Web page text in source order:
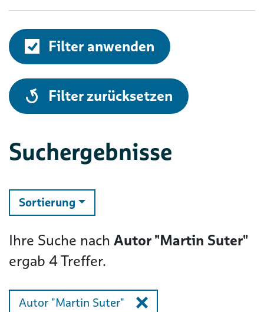
Filter anwenden
alle
Filter zurücksetzen
Suchergebnisse
Sortierung ändern
Ihre Suche nach Autor "Martin Suter"
ergab 4Treffer.
Autor "Martin Suter"